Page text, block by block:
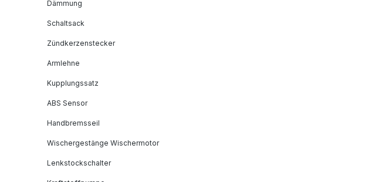
Dämmung
Schaltsack
Zündkerzenstecker
Armlehne
Kupplungssatz
ABS Sensor
Handbremsseil
Wischergestänge Wischermotor
Lenkstockschalter